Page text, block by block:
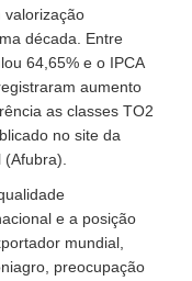
valorização
década. Entre
64,65% e o IPCA
aumento
as classes TO2
no site da
e a posição
mundial,
preocupação